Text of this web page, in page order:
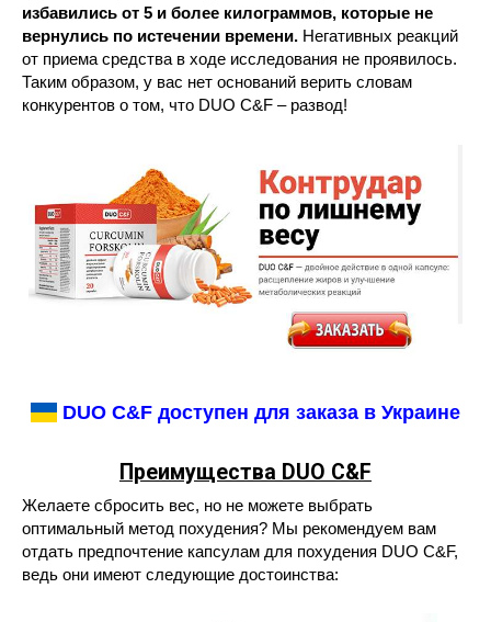
избавились от 5 и более килограммов, которые не
вернулись по истечении времени. Негативных реакций
от приема средства в ходе исследования не проявилось.
Таким образом, у вас нет оснований верить словам
конкурентов о том, что DUO C&F – развод!
DUO C&F доступен для заказа в Украине
Преимущества DUO C&F
Желаете сбросить вес, но не можете выбрать
оптимальный метод похудения? Мы рекомендуем вам
отдать предпочтение капсулам для похудения DUO C&F,
ведь они имеют следующие достоинства: